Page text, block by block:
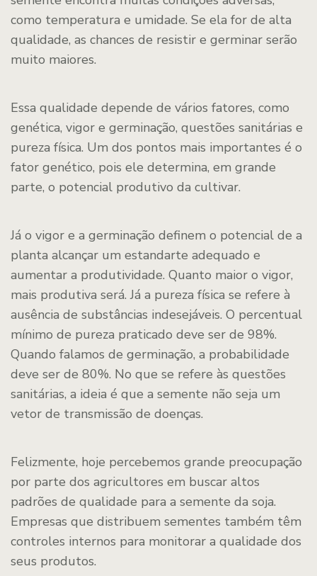
como temperatura e umidade. Se ela for de alta
qualidade, as chances de resistir e germinar serão
muito maiores.
Essa qualidade depende de vários fatores, como
genética, vigor e germinação, questões sanitárias e
pureza física. Um dos pontos mais importantes é o
fator genético, pois ele determina, em grande
parte, o potencial produtivo da cultivar.
Já o vigor e a germinação definem o potencial de a
planta alcançar um estandarte adequado e
aumentar a produtividade. Quanto maior o vigor,
mais produtiva será. Já a pureza física se refere à
ausência de substâncias indesejáveis. O percentual
mínimo de pureza praticado deve ser de 98%.
Quando falamos de germinação, a probabilidade
deve ser de 80%. No que se refere às questões
sanitárias, a ideia é que a semente não seja um
vetor de transmissão de doenças.
Felizmente, hoje percebemos grande preocupação
por parte dos agricultores em buscar altos
padrões de qualidade para a semente da soja.
Empresas que distribuem sementes também têm
controles internos para monitorar a qualidade dos
seus produtos.